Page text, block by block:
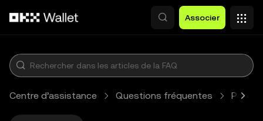
Associer
Centre d’assistance Questions fréquentes